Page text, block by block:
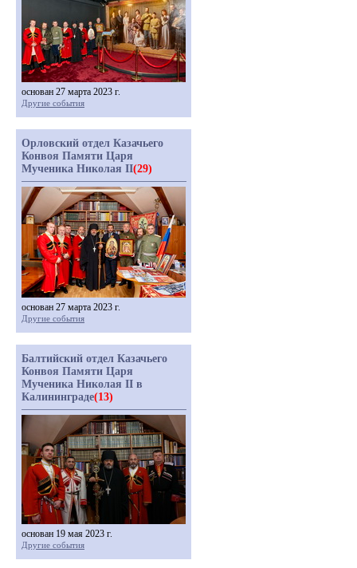
основан 27 марта 2023 г.
Другие события
Орловский отдел Казачьего
Конвоя Памяти Царя
Мученика Николая II(29)
основан 27 марта 2023 г.
Другие события
Балтийский отдел Казачьего
Конвоя Памяти Царя
Мученика Николая II в
Калининграде(13)
основан 19 мая 2023 г.
Другие события